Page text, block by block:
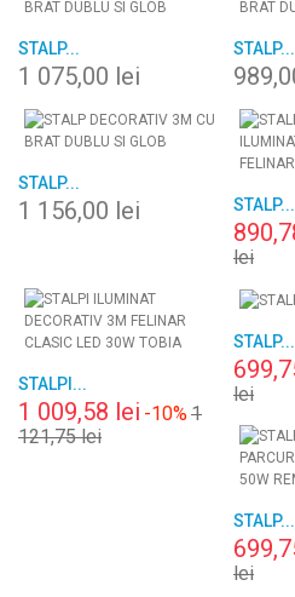
STALP...
1 075,00 lei
STALP...
STALP...
1 156,00 lei STALP...
lei
STALPI...
1 009,58 lei -10%1
121,75 lei
STALP...
lei
STALP...
lei